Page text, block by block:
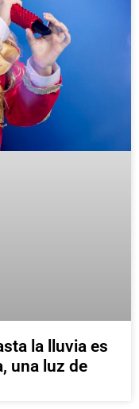
la lluvia es
una luz de